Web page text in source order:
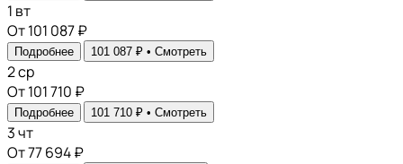
1 вт
От 101 087 ₽
Подробнее 101 087 ₽ • Смотреть
2ср
От 101 710 ₽
Подробнее 101 710 ₽ • Смотреть
3чт
От 77 694 ₽